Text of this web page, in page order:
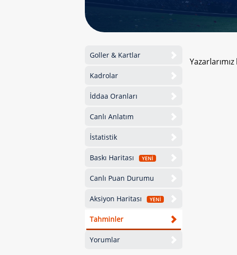
Goller & Kartlar
Kadrolar
İddaa Oranları
Canlı Anlatım
İstatistik
Baskı Haritası YENİ
Canlı Puan Durumu
Aksiyon Haritası YENİ
Tahminler
Yorumlar